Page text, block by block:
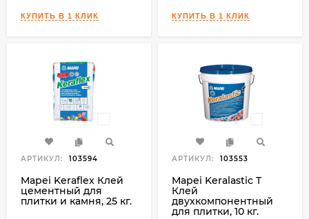
АРТИКУЛ: 103594
Mapei Keraflex Клей
цементный для
плитки и камня, 25 кг.
АРТИКУЛ: 103553
Mapei Keralastic T
Клей
двухкомпонентный
для плитки, 10 кг.